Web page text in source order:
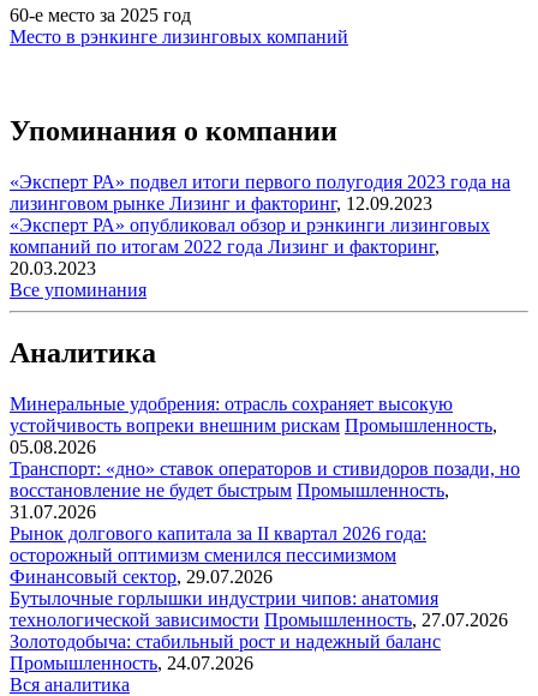
60-е место за 2025 год
Место в рэнкинге лизинговых компаний
Упоминания о компании
«Эксперт РА» подвел итоги первого полугодия 2023 года на
лизинговом рынке Лизинг и факторинг, 12.09.2023
«Эксперт РА» опубликовал обзор и рэнкинги лизинговых
компаний по итогам 2022 года Лизинг и факторинг,
20.03.2023
Все упоминания
Аналитика
Минеральные удобрения: отрасль сохраняет высокую
устойчивость вопреки внешним рискам Промышленность,
05.08.2026
Транспорт: «дно» ставок операторов и стивидоров позади, но
восстановление не будет быстрым Промышленность,
31.07.2026
Рынок долгового капитала за II квартал 2026 года:
осторожный оптимизм сменился пессимизмом
Финансовый сектор, 29.07.2026
Бутылочные горлышки индустрии чипов: анатомия
технологической зависимости Промышленность, 27.07.2026
Золотодобыча: стабильный рост и надежный баланс
Промышленность, 24.07.2026
Вся аналитика